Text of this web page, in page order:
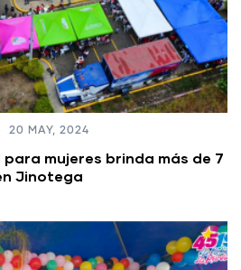
20 MAY, 2024
para mujeres brinda más de 7
Jinotega